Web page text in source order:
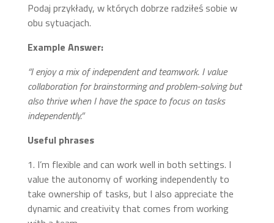
Podaj przykłady, w których dobrze radziłeś sobie w
obu sytuacjach.
Example Answer:
“I enjoy a mix of independent and teamwork. I value
collaboration for brainstorming and problem-solving but
also thrive when I have the space to focus on tasks
independently.”
Useful phrases
1. I’m flexible and can work well in both settings. I
value the autonomy of working independently to
take ownership of tasks, but I also appreciate the
dynamic and creativity that comes from working